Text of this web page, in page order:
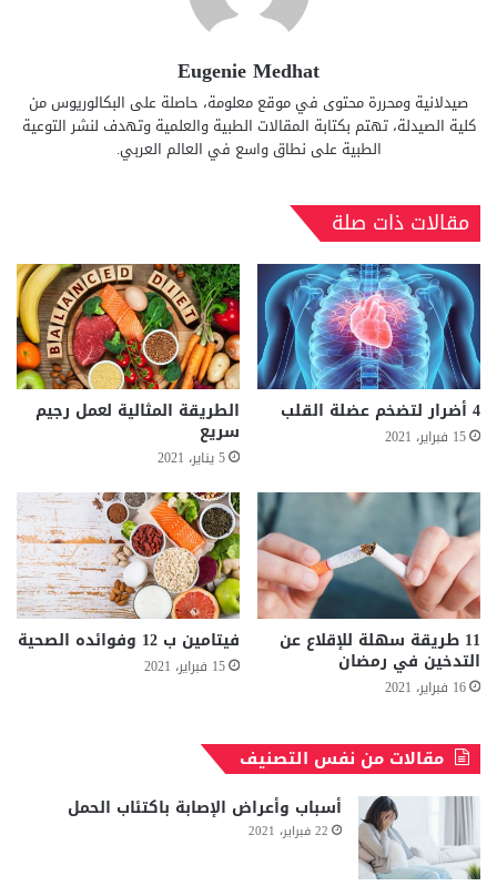
Eugenie Medhat
صيدلانية ومحررة محتوى في موقع معلومة، حاصلة على البكالوريوس من
كلية الصيدلة، تهتم بكتابة المقالات الطبية والعلمية وتهدف لنشر التوعية
الطبية على نطاق واسع في العالم العربي.
مقالات ذات صلة
4 أضرار لتضخم عضلة القلب
15 فبراير، 2021
الطريقة المثالية لعمل رجيم
سريع
5 يناير، 2021
11 طريقة سهلة للإقلاع عن
التدخين في رمضان
16 فبراير، 2021
فيتامين ب 12 وفوائده الصحية
15 فبراير، 2021
مقالات من نفس التصنيف
أسباب وأعراض الإصابة باكتئاب الحمل
22 فبراير، 2021